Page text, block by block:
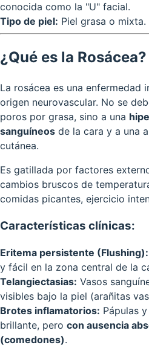
conocida como la "U" facial.
Tipo de piel: Piel grasa o mixta.
¿Qué es la
La rosácea es una enfermedad
origen neurovascular. No se
poros por grasa, sino a una
sanguíneos de la cara y a una
cutánea.
Es gatillada por factores
cambios bruscos de
comidas picantes, ejercicio
Características clínicas:
Eritema persistente (Flushing):
y fácil en la zona central de la
Telangiectasias: Vasos
visibles bajo la piel (arañitas
Brotes inflamatorios: Pápulas
brillante, pero con ausencia
(comedones).